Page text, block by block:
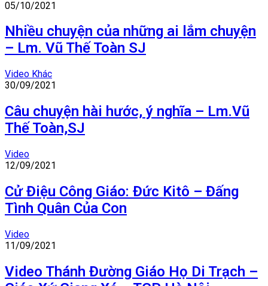
05/10/2021
Nhiều chuyện của những ai lắm chuyện
– Lm. Vũ Thế Toàn SJ
Video Khác
30/09/2021
Câu chuyện hài hước, ý nghĩa – Lm.Vũ
Thế Toàn,SJ
Video
12/09/2021
Cử Điệu Công Giáo: Đức Kitô – Đấng
Tình Quân Của Con
Video
11/09/2021
Video Thánh Đường Giáo Họ Di Trạch –